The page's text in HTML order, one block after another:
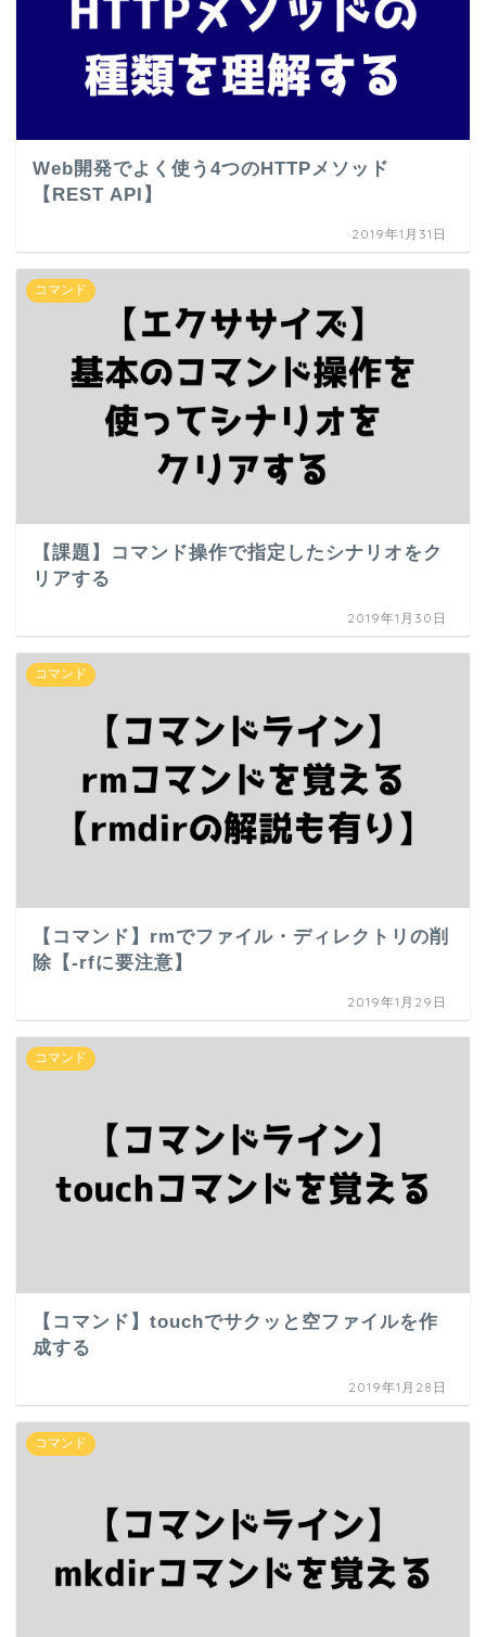
Web開発でよく使う4つのHTTPメソッド
【REST API】
2019年1月31日
コマンド
【課題】コマンド操作で指定したシナリオをク
リアする
2019年1月30日
コマンド
【コマンド】rmでファイル・ディレクトリの削
除【-rfに要注意】
2019年1月29日
コマンド
【コマンド】touchでサクッと空ファイルを作
成する
2019年1月28日
コマンド